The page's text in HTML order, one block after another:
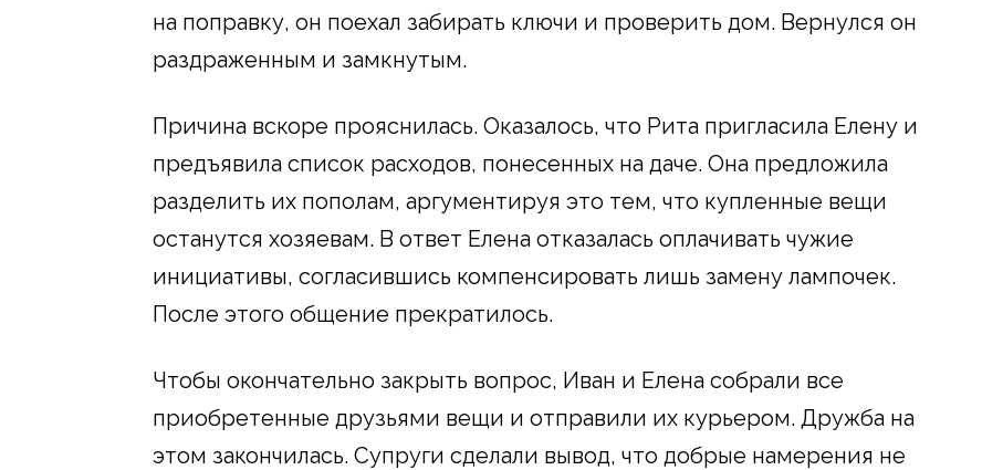
на поправку, он поехал забирать ключи и проверить дом. Вернулся он
раздраженным и замкнутым.
Причина вскоре прояснилась. Оказалось, что Рита пригласила Елену и
предъявила список расходов, понесенных на даче. Она предложила
разделить их пополам, аргументируя это тем, что купленные вещи
останутся хозяевам. В ответ Елена отказалась оплачивать чужие
инициативы, согласившись компенсировать лишь замену лампочек.
После этого общение прекратилось.
Чтобы окончательно закрыть вопрос, Иван и Елена собрали все
приобретенные друзьями вещи и отправили их курьером. Дружба на
этом закончилась. Супруги сделали вывод, что добрые намерения не